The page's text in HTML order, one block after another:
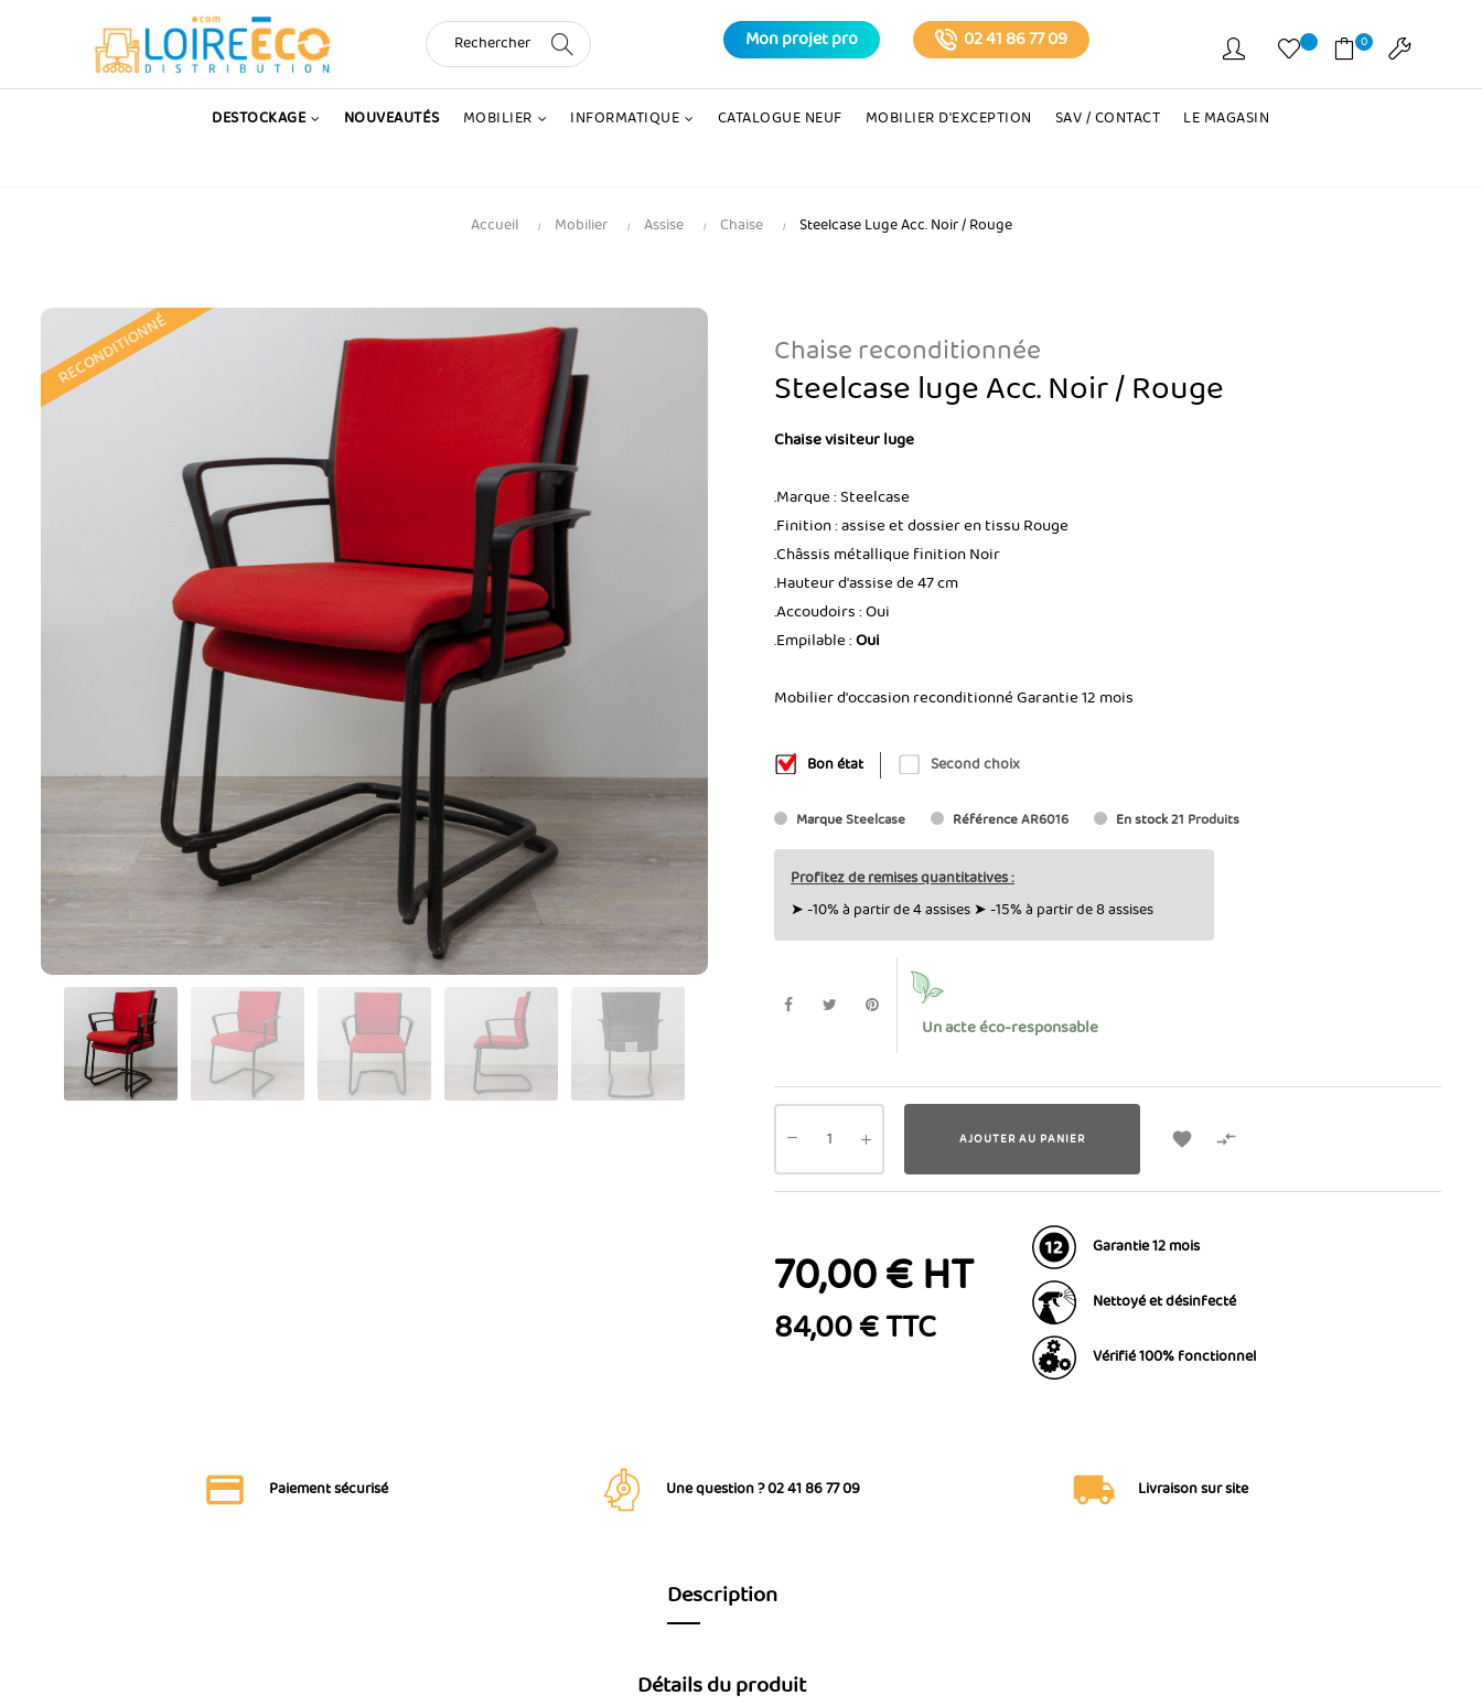
Mon projet pro 02 41 86 77 09 0
DESTOCKAGE NOUVEAUTÉS MOBILIER INFORMATIQUE CATALOGUE NEUF MOBILIER D'EXCEPTION SAV / CONTACT LE MAGASIN
Accueil Mobilier Assise Chaise Steelcase Luge Acc. Noir / Rouge
RECONDITIONNÉ Chaise reconditionnée
Steelcase luge Acc. Noir / Rouge
Chaise visiteur luge
.Marque : Steelcase
.Finition : assise et dossier en tissu Rouge
.Châssis métallique finition Noir
.Hauteur d'assise de 47 cm
.Accoudoirs : Oui
.Empilable :Oui
Mobilier d'occasion reconditionné Garantie 12 mois
Bon état Second choix
MarqueSteelcase RéférenceAR6016 En stock21 Produits
Profitez de remises quantitatives :
➤ -10% à partir de 4 assises ➤ -15% à partir de 8 assises
Un acte éco-responsable
AJOUTER AU PANIER  
70,00 € HT
84,00 € TTC
Garantie 12 mois
Nettoyé et désinfecté
Vérifié 100% fonctionnel
Paiement sécurisé Une question ? 02 41 86 77 09 Livraison sur site
Description
Détails du produit